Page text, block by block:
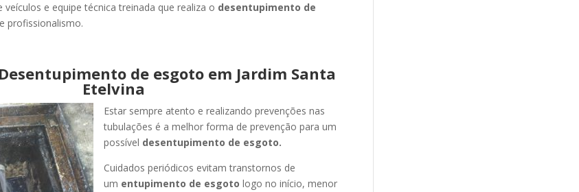
e equipe técnica treinada que realiza o desentupimento de
profissionalismo.
de esgoto em Jardim Santa
Etelvina
Estar sempre atento e realizando prevenções nas
tubulações é a melhor forma de prevenção para um
possível desentupimento de esgoto.
Cuidados periódicos evitam transtornos de
um entupimento de esgoto logo no início, menor